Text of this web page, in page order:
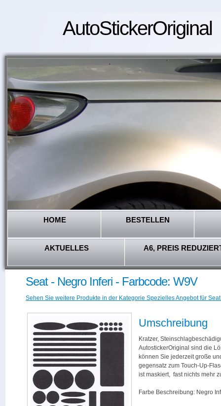
AutoStickerOriginal
HOME BESTELLEN
AKTUELLES A6, PREIS
Seat - Negro Inferi - Farbcode: W9V
Sehen Sie weitere Produkte in der Kategorie Spezielles Angebot für
Umschreibung
Kratzer,
AutostickerOriginal sind die
können Sie jederzeit große
gegensatz zum Touch-Up-
ist maskiert, fast nichts mehr
Farbe Beschreibung: Negro